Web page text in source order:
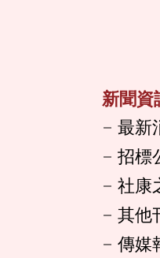
新聞資
最新
招標
社康
其他
傳媒